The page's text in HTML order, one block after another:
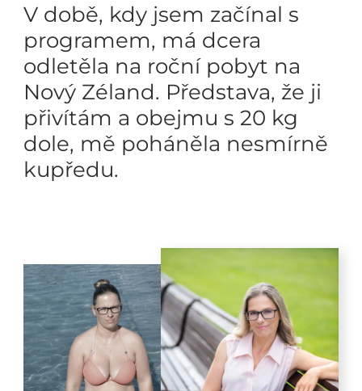
V době, kdy jsem začínal s
programem, má dcera
odletěla na roční pobyt na
Nový Zéland. Představa, že ji
přivítám a obejmu s 20 kg
dole, mě poháněla nesmírně
kupředu.